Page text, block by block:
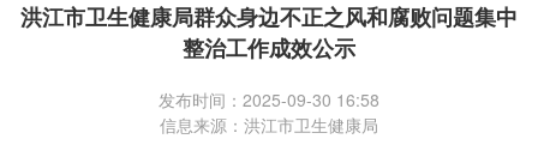
洪江市卫生健康局群众身边不正之风和腐败问题集中
整治工作成效公示
发布时间：2025-09-30 16:58
信息来源：洪江市卫生健康局